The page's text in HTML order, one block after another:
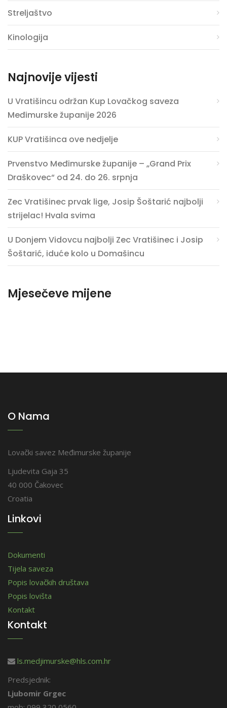
Streljaštvo
Kinologija
Najnovije vijesti
U Vratišincu održan Kup Lovačkog saveza
Međimurske županije 2026
KUP Vratišinca ove nedjelje
Prvenstvo Međimurske županije – „Grand Prix
Draškovec“ od 24. do 26. srpnja
Zec Vratišinec prvak lige, Josip Šoštarić najbolji
strijelac! Hvala svima
U Donjem Vidovcu najbolji Zec Vratišinec i Josip
Šoštarić, iduće kolo u Domašincu
Mjesečeve mijene
O Nama
Lovački savez Međimurske županije
Ljudevita Gaja 35
40 000 Čakovec
Croatia
Linkovi
Dokumenti
Tijela saveza
Popis lovačkih društava
Popis lovišta
Kontakt
Kontakt
ls.medjimurske@hls.com.hr
Predsjednik:
Ljubomir Grgec